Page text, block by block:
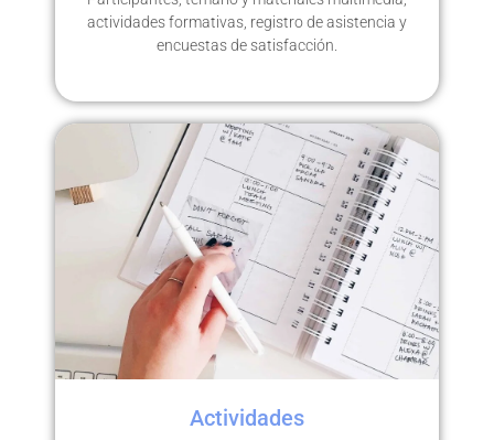
actividades formativas, registro de asistencia y
encuestas de satisfacción.
Actividades